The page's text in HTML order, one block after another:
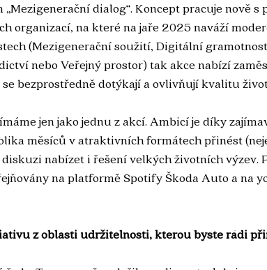
dialog“. Koncept pracuje nově s
organizací, na které na jaře 2025 naváží
(Mezigenerační soužití, Digitální
nebo Veřejný prostor) tak akce nabízí
bezprostředně dotýkají a ovlivňují kvalitu
jen jako jednu z akcí. Ambicí je díky
měsíců v atraktivních formátech přinést
nabízet i řešení velkých životních výzev.
na platformě Spotify Škoda Auto a na
z oblasti udržitelnosti, kterou byste rádi